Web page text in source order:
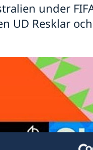
under
UD Resklar